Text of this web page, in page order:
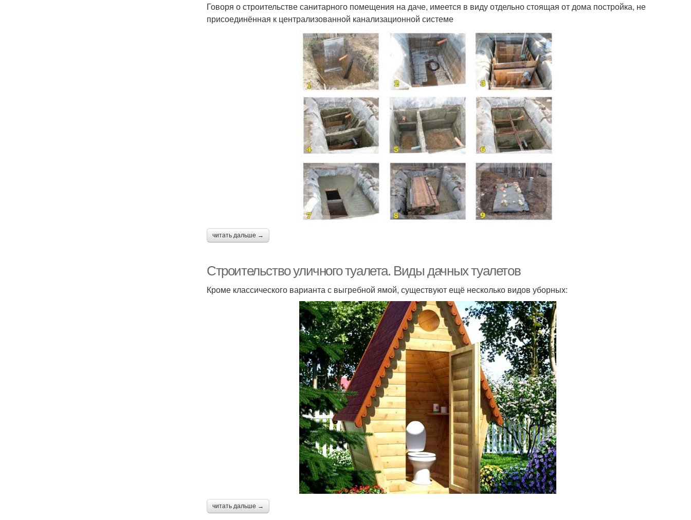
Говоря о строительстве санитарного помещения на даче, имеется в виду отдельно стоящая от дома постройка, не
присоединённая к централизованной канализационной системе
читать дальше →
Строительство уличного туалета. Виды дачных туалетов
Кроме классического варианта с выгребной ямой, существуют ещё несколько видов уборных:
читать дальше →